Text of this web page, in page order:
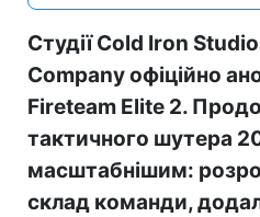
Студії Cold Iron
Company офіційно
Fireteam Elite 2.
тактичного шутера
масштабнішим:
склад команди,